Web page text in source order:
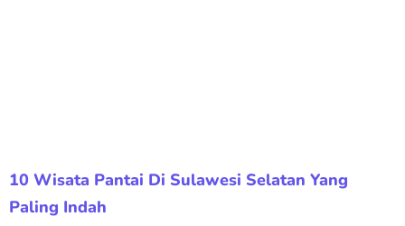
10 Wisata Pantai Di Sulawesi Selatan Yang
Paling Indah